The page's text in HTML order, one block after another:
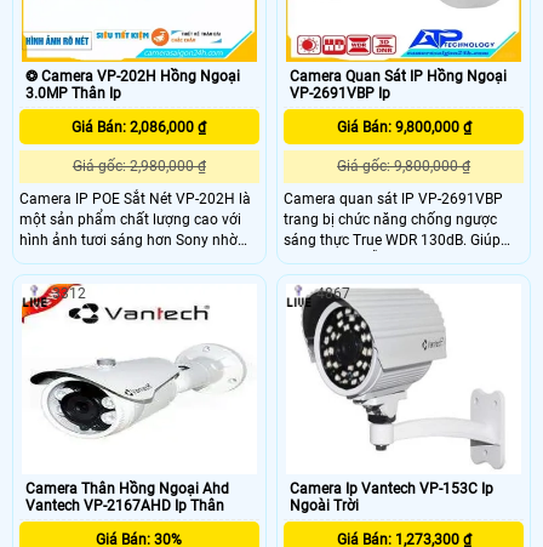
❂ Camera VP-202H Hồng Ngoại
3.0MP Thân Ip
Giá Bán: 2,086,000 ₫
Giá gốc: 2,980,000 ₫
Camera IP POE Sắt Nét VP-202H là
một sản phẩm chất lượng cao với
hình ảnh tươi sáng hơn Sony nhờ
công nghệ xử lý hình ảnh tối ưu. Đặc
biệt, camera này có khả năng giám
sát ban đêm vượt trội với tầm quan
sát hồng ngoại lên đến 70m, cho
hình ảnh màu sắc rõ nét và sáng
sử dụng chuẩn nén H
Camera Quan Sát IP Hồng Ngoại
VP-2691VBP Ip
Giá Bán: 9,800,000 ₫
Giá gốc: 9,800,000 ₫
Camera quan sát IP VP-2691VBP
trang bị chức năng chống ngược
sáng thực True WDR 130dB. Giúp
bạn lắp đặt dễ dàng ở mọi vị trí mà
không sợ bị ngược sáng. .
Camera Thân Hồng Ngoại Ahd
Vantech VP-2167AHD Ip Thân
Giá Bán: 30%
3312
Camera Ip Vantech VP-153C Ip
Ngoài Trời
Giá Bán: 1,273,300 ₫
4867